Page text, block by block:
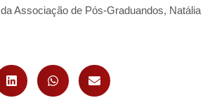
Associação de Pós-Graduandos, Natália